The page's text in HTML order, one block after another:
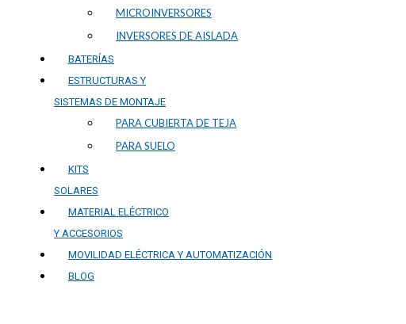
MICROINVERSORES
INVERSORES DE AISLADA
BATERÍAS
ESTRUCTURAS Y
SISTEMAS DE MONTAJE
PARA CUBIERTA DE TEJA
PARA SUELO
KITS
SOLARES
MATERIAL ELÉCTRICO
Y ACCESORIOS
MOVILIDAD ELÉCTRICA Y AUTOMATIZACIÓN
BLOG